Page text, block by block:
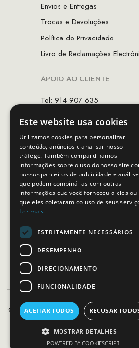
Envios e Entregas
Trocas e Devoluções
Política de Privacidade
Livro de Reclamações
APOIO AO CLIENTE
Tel: 914 907 635
Horário de contacto:
Dias úteis das 10h as 19h
SEGUE-NOS
PAGAMENTOS SEGUROS
©2020 - 2026 MCS - Mob Crew Store
Este website usa cookies
Utilizamos cookies para personalizar
conteúdo, anúncios e analisar nosso
tráfego. Também compartilhamos
informações sobre o uso do nosso site
nossos parceiros de publicidade e análise,
que podem combiná-las com outras
informações que você forneceu a eles ou
que eles coletaram do uso de seus
Ler mais
ESTRITAMENTE NECESSÁRIOS
DESEMPENHO
DIRECIONAMENTO
FUNCIONALIDADE
ACEITAR TODOS RECUSAR
MOSTRAR DETALHES
POWERED BY COOKIESCRIPT